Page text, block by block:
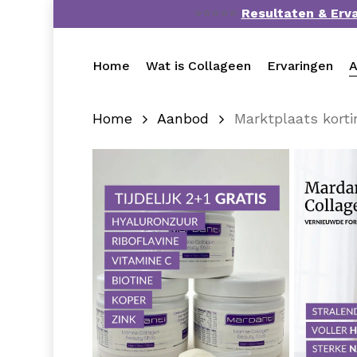
⭐⭐⭐⭐⭐ Resultaten &
Home Wat is Collageen Ervaringen
Home Aanbod Marktplaats